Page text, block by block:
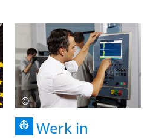
©
👷 Werk in